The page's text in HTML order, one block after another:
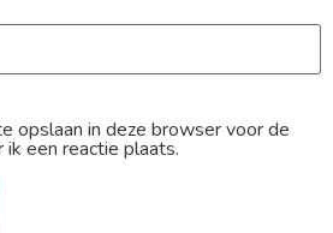
opslaan in deze browser voor de
een reactie plaats.